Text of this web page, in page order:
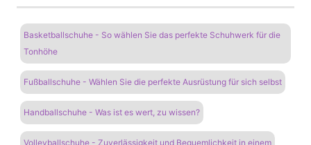
Basketballschuhe - So wählen Sie das perfekte Schuhwerk für die
Tonhöhe
Fußballschuhe - Wählen Sie die perfekte Ausrüstung für sich selbst
Handballschuhe - Was ist es wert, zu wissen?
Volleyballschuhe - Zuverlässigkeit und Bequemlichkeit in einem